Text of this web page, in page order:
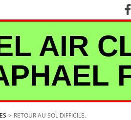
AIR
> RETOUR AU SOL DIFFICILE.